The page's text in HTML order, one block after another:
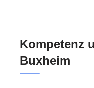
Kompetenz
Buxheim